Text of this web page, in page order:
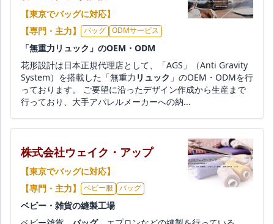
【東京でバッグに対応】
【専門・主力】
バッグ ODMサービス
「無重力リュック」のOEM・ODM
花形設計は日本正規代理店として、「AGS」（Anti Gravity
System）を搭載した「無重力 リュック 」のOEM・ODMを行
っております。 ご要望に沿ったデザイン作成から生産まで
行っており、大手アパレルメーカーへの納...
株式会社ウェイク・アップ
【東京でバッグに対応】
【専門・主力】
ベビー服 バッグ
ベビー・雑貨の縫製工場